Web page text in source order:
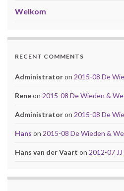
Welkom
RECENT COMMENTS
Administratoron 2015-08 De
Reneon 2015-08 De Wieden &
Administratoron 2015-08 De
Hans on 2015-08 De Wieden &
Hans van der Vaart on 2012-07